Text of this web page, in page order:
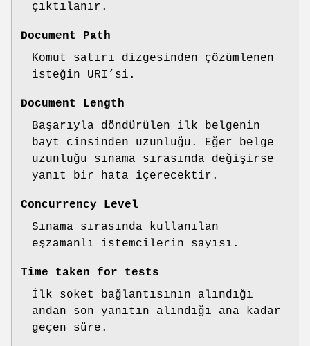
çıktılanır.
Document Path
Komut satırı dizgesinden çözümlenen
isteğin URI’si.
Document Length
Başarıyla döndürülen ilk belgenin
bayt cinsinden uzunluğu. Eğer belge
uzunluğu sınama sırasında değişirse
yanıt bir hata içerecektir.
Concurrency Level
Sınama sırasında kullanılan
eşzamanlı istemcilerin sayısı.
Time taken for tests
İlk soket bağlantısının alındığı
andan son yanıtın alındığı ana kadar
geçen süre.